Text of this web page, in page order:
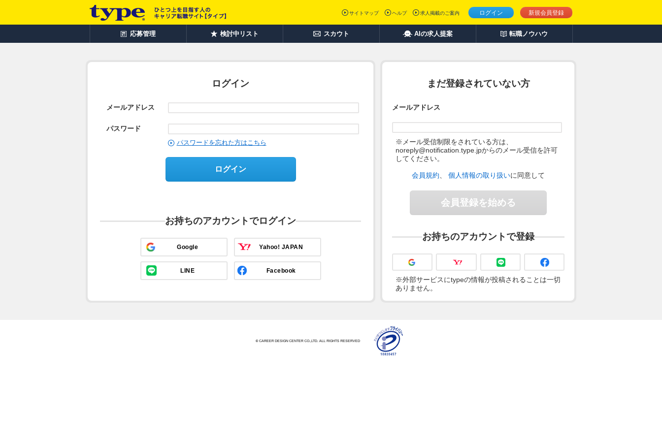
ログイン 新規会員登録
サイトマップ ヘルプ 求人掲載のご案内
応募管理 検討中リスト スカウト AIの求人提案 転職ノウハウ
ログイン
メールアドレス
パスワード
パスワードを忘れた方はこちら
ログイン
お持ちのアカウントでログイン
Google Yahoo! JAPAN
LINE Facebook
まだ登録されていない方
メールアドレス
※メール受信制限をされている方は、
noreply@notification.type.jpからのメール受信を許可
してください。
会員規約 個人情報の取り扱いに同意して
会員登録を始める
お持ちのアカウントで登録
※外部サービスにtypeの情報が投稿されることは一切
ありません。
© CAREER DESIGN CENTER CO.,LTD. ALL RIGHTS RESERVED